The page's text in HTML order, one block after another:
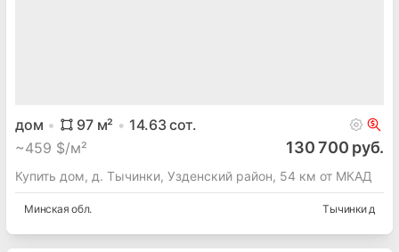
дом 97м² 14.63сот.
~459 $/м² 130 700 руб.
Купить дом, д. Тычинки, Узденский район, 54 км от МКАД
Минская обл. Тычинки д